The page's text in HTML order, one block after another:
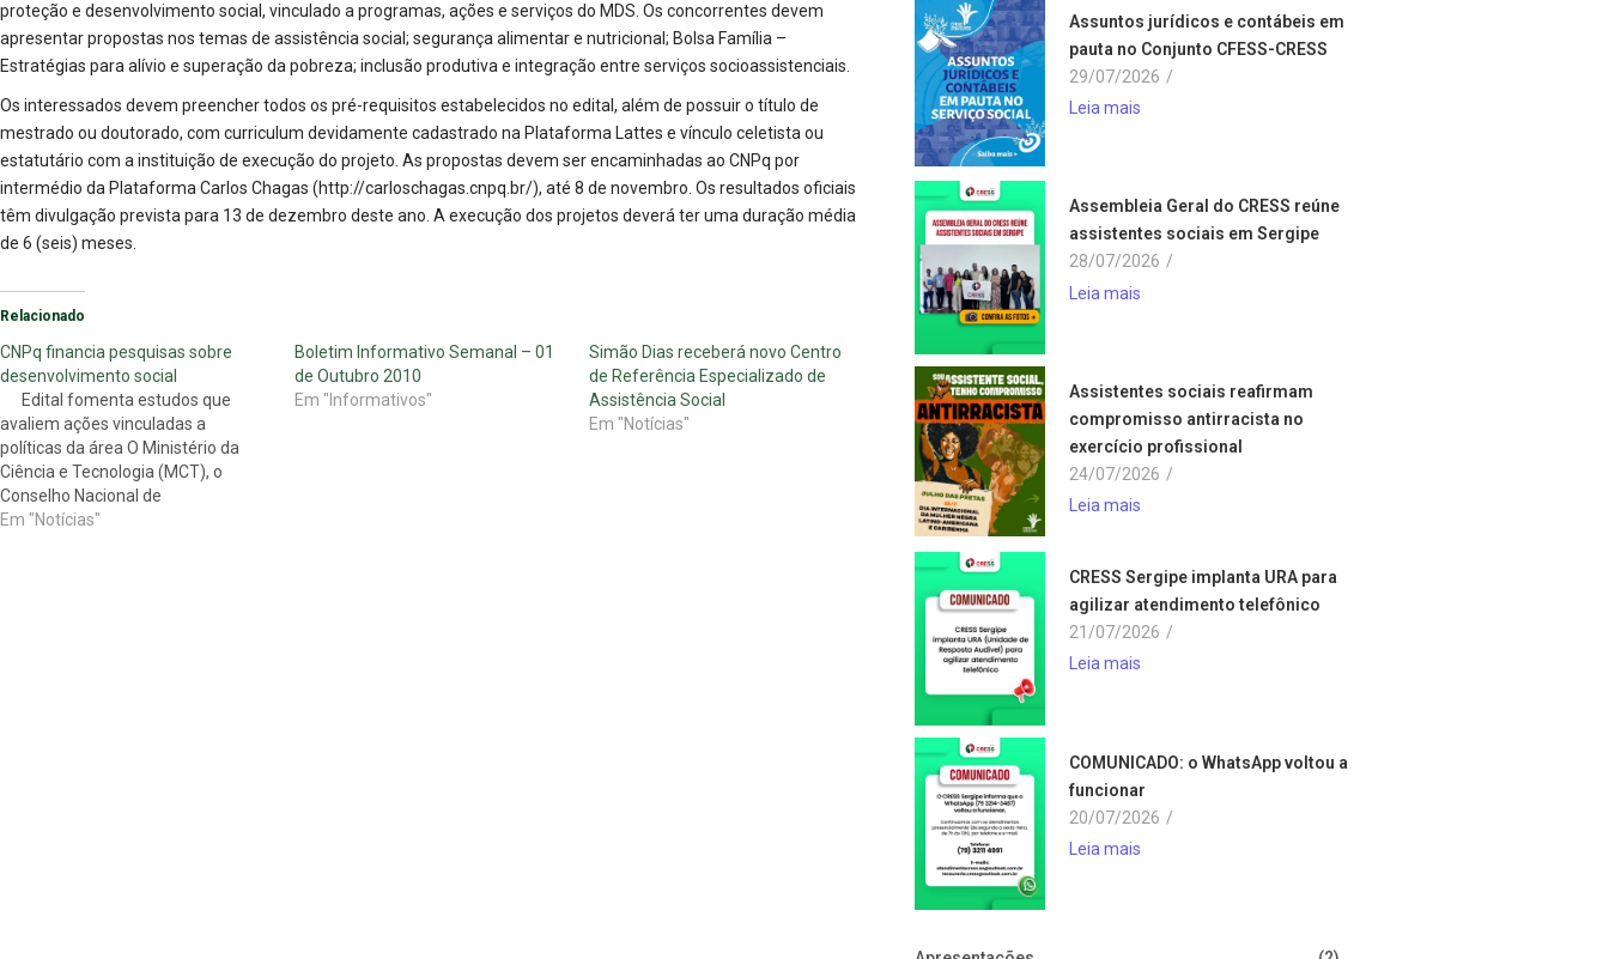
proteção e desenvolvimento social, vinculado a programas, ações e serviços do MDS. Os concorrentes devem
apresentar propostas nos temas de assistência social; segurança alimentar e nutricional; Bolsa Família –
Estratégias para alívio e superação da pobreza; inclusão produtiva e integração entre serviços socioassistenciais.
Os interessados devem preencher todos os pré-requisitos estabelecidos no edital, além de possuir o título de
mestrado ou doutorado, com curriculum devidamente cadastrado na Plataforma Lattes e vínculo celetista ou
estatutário com a instituição de execução do projeto. As propostas devem ser encaminhadas ao CNPq por
intermédio da Plataforma Carlos Chagas (http://carloschagas.cnpq.br/), até 8 de novembro. Os resultados oficiais
têm divulgação prevista para 13 de dezembro deste ano. A execução dos projetos deverá ter uma duração média
de 6 (seis) meses.
Relacionado
CNPq financia pesquisas sobre
desenvolvimento social
Edital fomenta estudos que
avaliem ações vinculadas a
políticas da área O Ministério da
Ciência e Tecnologia (MCT), o
Conselho Nacional de
Desenvolvimento Científico e
Em "Notícias"
Boletim Informativo Semanal – 01
de Outubro 2010
Em "Informativos"
Simão Dias receberá novo Centro
de Referência Especializado de
Assistência Social
Em "Notícias"
Assuntos jurídicos e contábeis em
pauta no Conjunto CFESS-CRESS
29/07/2026 /
Leia mais
Assembleia Geral do CRESS reúne
assistentes sociais em Sergipe
28/07/2026 /
Leia mais
Assistentes sociais reafirmam
compromisso antirracista no
exercício profissional
24/07/2026 /
Leia mais
CRESS Sergipe implanta URA para
agilizar atendimento telefônico
21/07/2026 /
Leia mais
COMUNICADO: o WhatsApp voltou a
funcionar
20/07/2026 /
Leia mais